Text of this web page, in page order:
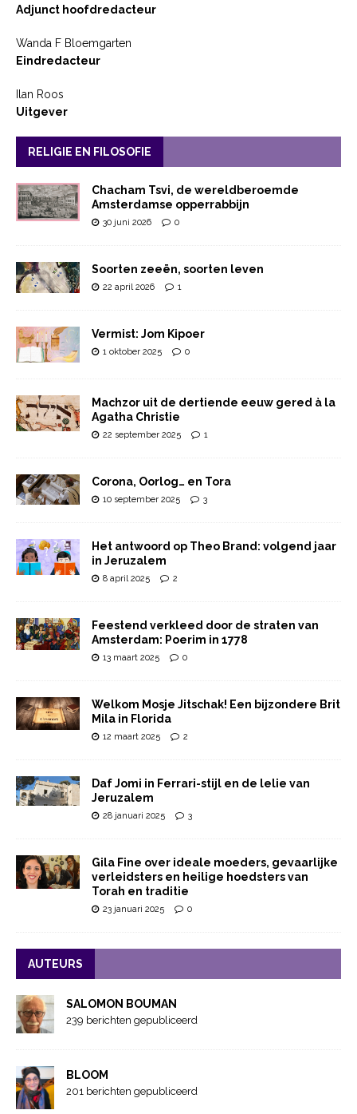
Adjunct hoofdredacteur
Wanda F Bloemgarten
Eindredacteur
Ilan Roos
Uitgever
RELIGIE EN FILOSOFIE
Chacham Tsvi, de wereldberoemde
Amsterdamse opperrabbijn
30 juni 2026 0
Soorten zeeën, soorten leven
22 april 2026 1
Vermist: Jom Kipoer
1 oktober 2025 0
Machzor uit de dertiende eeuw gered à la
Agatha Christie
22 september 2025 1
Corona, Oorlog… en Tora
10 september 2025 3
Het antwoord op Theo Brand: volgend jaar
in Jeruzalem
8 april 2025 2
Feestend verkleed door de straten van
Amsterdam: Poerim in 1778
13 maart 2025 0
Welkom Mosje Jitschak! Een bijzondere Brit
Mila in Florida
12 maart 2025 2
Daf Jomi in Ferrari-stijl en de lelie van
Jeruzalem
28 januari 2025 3
Gila Fine over ideale moeders, gevaarlijke
verleidsters en heilige hoedsters van
Torah en traditie
23 januari 2025 0
AUTEURS
SALOMON BOUMAN
239 berichten gepubliceerd
BLOOM
201 berichten gepubliceerd